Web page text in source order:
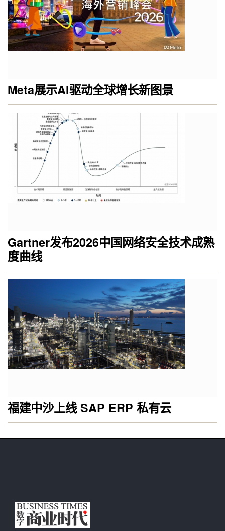
Meta展示AI驱动全球增长新图景
Gartner发布2026中国网络安全技术成熟
度曲线
福建中沙上线 SAP ERP 私有云